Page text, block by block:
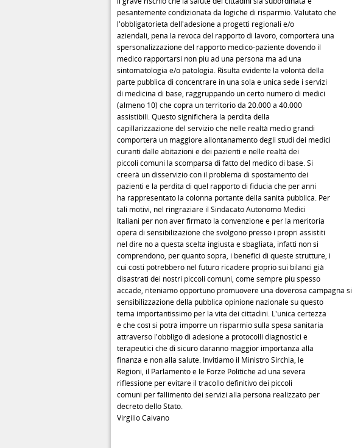
pesantemente condizionata da logiche di risparmio. Valutato che
l'obbligatorietà dell'adesione a progetti regionali e/o
aziendali, pena la revoca del rapporto di lavoro, comporterà una
spersonalizzazione del rapporto medico-paziente dovendo il
medico rapportarsi non più ad una persona ma ad una
sintomatologia e/o patologia. Risulta evidente la volontà della
parte pubblica di concentrare in una sola e unica sede i servizi
di medicina di base, raggruppando un certo numero di medici
(almeno 10) che copra un territorio da 20.000 a 40.000
assistibili. Questo significherà la perdita della
capillarizzazione del servizio che nelle realtà medio grandi
comporterà un maggiore allontanamento degli studi dei medici
curanti dalle abitazioni e dei pazienti e nelle realtà dei
piccoli comuni la scomparsa di fatto del medico di base. Si
creerà un disservizio con il problema di spostamento dei
pazienti e la perdita di quel rapporto di fiducia che per anni
ha rappresentato la colonna portante della sanità pubblica. Per
tali motivi, nel ringraziare il Sindacato Autonomo Medici
Italiani per non aver firmato la convenzione e per la meritoria
opera di sensibilizazione che svolgono presso i propri assistiti
nel dire no a questa scelta ingiusta e sbagliata, infatti non si
comprendono, per quanto sopra, i benefici di queste strutture, i
cui costi potrebbero nel futuro ricadere proprio sui bilanci già
disastrati dei nostri piccoli comuni, come sempre più spesso
accade, riteniamo opportuno promuovere una doverosa campagna si
sensibilizzazione della pubblica opinione nazionale su questo
tema importantissimo per la vita dei cittadini. L'unica certezza
è che così si potrà imporre un risparmio sulla spesa sanitaria
attraverso l'obbligo di adesione a protocolli diagnostici e
terapeutici che di sicuro daranno maggior importanza alla
finanza e non alla salute. Invitiamo il Ministro Sirchia, le
Regioni, il Parlamento e le Forze Politiche ad una severa
riflessione per evitare il tracollo definitivo dei piccoli
comuni per fallimento dei servizi alla persona realizzato per
decreto dello Stato.
Virgilio Caivano